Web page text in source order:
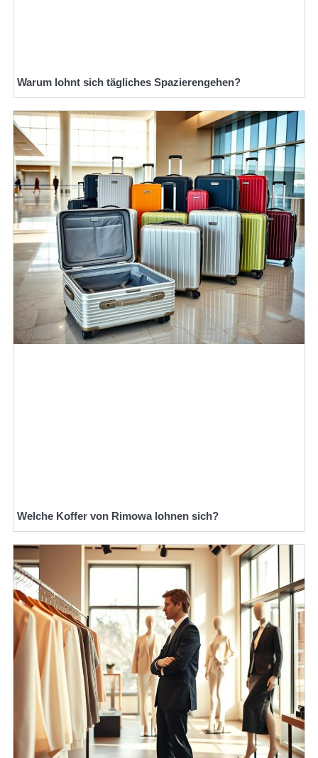
Warum lohnt sich tägliches Spazierengehen?
Welche Koffer von Rimowa lohnen sich?